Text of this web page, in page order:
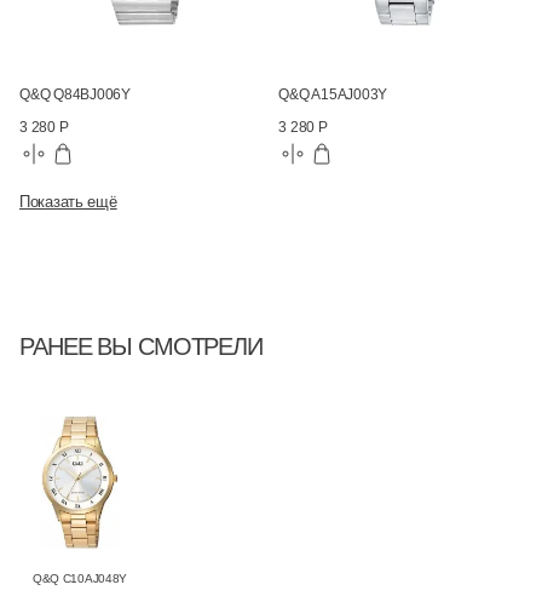
Q&Q Q84BJ006Y
3 280 Р
Q&Q A15AJ003Y
3 280 Р
Показать ещё
РАНЕЕ ВЫ СМОТРЕЛИ
Q&Q C10AJ048Y